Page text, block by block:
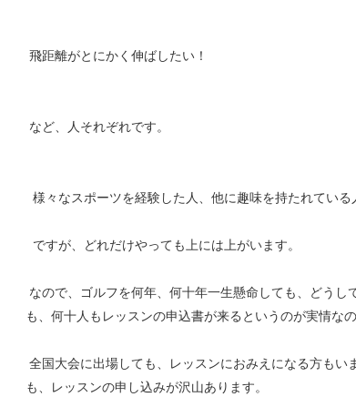
飛距離がとにかく伸ばしたい！
など、人それぞれです。
様々なスポーツを経験した人、他に趣味を持たれている
ですが、どれだけやっても上には上がいます。
なので、ゴルフを何年、何十年一生懸命しても、どうし
も、何十人もレッスンの申込書が来るというのが実情なの
全国大会に出場しても、レッスンにおみえになる方も
も、レッスンの申し込みが沢山あります。